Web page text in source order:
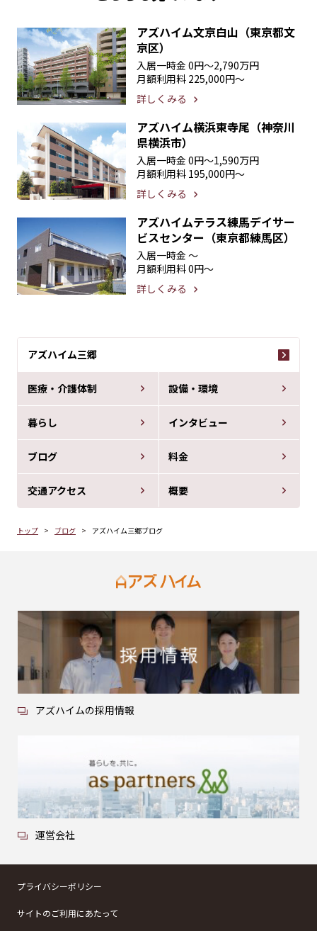
アズハイム三郷
医療・介護体制 設備・環境
暮らし インタビュー
ブログ 料金
交通アクセス 概要
トップ ブログ アズハイム三郷ブログ
アズハイム文京白山（東京都文
京区）
入居一時金 0円〜2,790万円
月額利用料 225,000円〜
詳しくみる
アズハイム横浜東寺尾（神奈川
県横浜市）
入居一時金 0円〜1,590万円
月額利用料 195,000円〜
詳しくみる
アズハイムテラス練馬デイサー
ビスセンター（東京都練馬区）
入居一時金 〜
月額利用料0円〜
詳しくみる
アズハイムの採用情報
運営会社
プライバシーポリシー
サイトのご利用にあたって